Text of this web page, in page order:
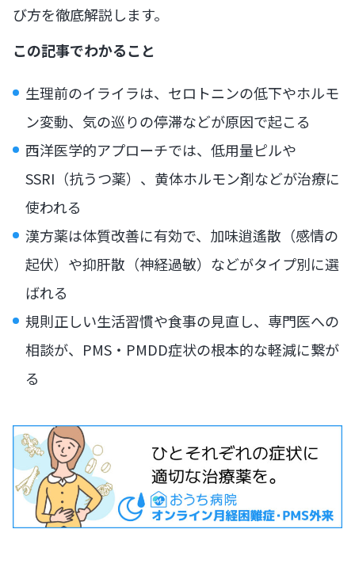
び方を徹底解説します。
この記事でわかること
生理前のイライラは、セロトニンの低下やホルモ
ン変動、気の巡りの停滞などが原因で起こる
西洋医学的アプローチでは、低用量ピルや
SSRI（抗うつ薬）、黄体ホルモン剤などが治療に
使われる
漢方薬は体質改善に有効で、加味逍遙散（感情の
起伏）や抑肝散（神経過敏）などがタイプ別に選
ばれる
規則正しい生活習慣や食事の見直し、専門医への
相談が、PMS・PMDD症状の根本的な軽減に繋が
る